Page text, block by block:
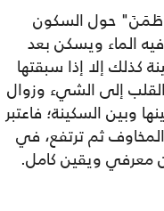
"طَمَنَ" حول السكون
الماء ويسكن بعد
كذلك إلا إذا سبقتها
إلى الشيء وزوال
وبين السكينة؛ فاعتبر
ثم ترتفع، في
معرفي ويقين كامل.